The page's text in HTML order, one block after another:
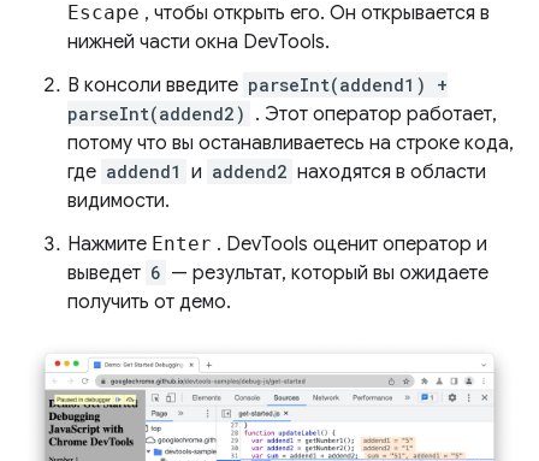
Escape , чтобы открыть его. Он открывается в
нижней части окна DevTools.
В консоли введите parseInt(addend1) +
parseInt(addend2) . Этот оператор работает,
потому что вы останавливаетесь на строке кода,
где addend1 и addend2 находятся в области
видимости.
Нажмите Enter . DevTools оценит оператор и
выведет 6 — результат, который вы ожидаете
получить от демо.